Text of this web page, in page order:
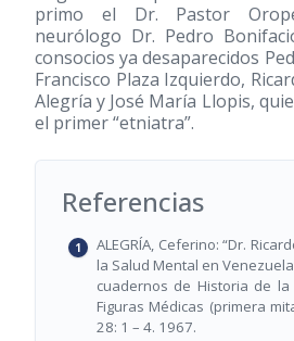
primo el Dr. Pastor
neurólogo Dr. Pedro
consocios ya desaparecidos
Francisco Plaza Izquierdo,
Alegría y José María Llopis,
el primer “etniatra”.
Referencias
ALEGRÍA, Ceferino: “Dr.
la Salud Mental en
cuadernos de Historia de
Figuras Médicas (primera
28: 1 – 4. 1967.